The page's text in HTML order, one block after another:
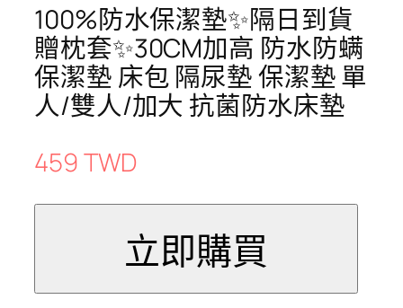
100%防水保潔墊✨隔日到貨
贈枕套✨30CM加高 防水防螨
保潔墊 床包 隔尿墊 保潔墊 單
人/雙人/加大 抗菌防水床墊
459 TWD